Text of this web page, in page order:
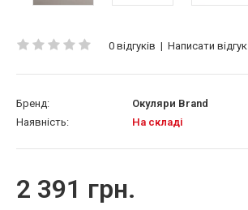
0 відгуків | Написати відгук
Бренд:
Окуляри Brand
Наявність:
На складі
2 391 грн.